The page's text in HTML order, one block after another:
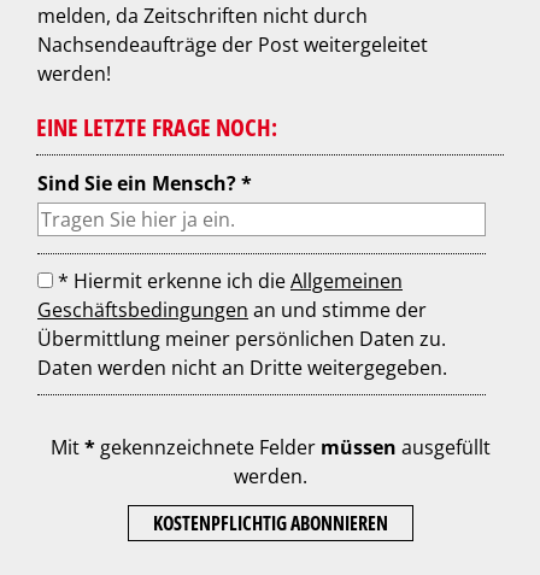
melden, da Zeitschriften nicht durch
Nachsendeaufträge der Post weitergeleitet
werden!
EINE LETZTE FRAGE NOCH:
Sind Sie ein Mensch? *
* Hiermit erkenne ich dieAllgemeinen
Geschäftsbedingungen an und stimme der
Übermittlung meiner persönlichen Daten zu.
Daten werden nicht an Dritte weitergegeben.
Mit*gekennzeichnete Felder müssen ausgefüllt
werden.
KOSTENPFLICHTIG ABONNIEREN